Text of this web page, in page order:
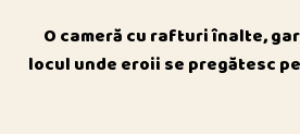
O cameră cu rafturi înalte,
locul unde eroii se pregătesc